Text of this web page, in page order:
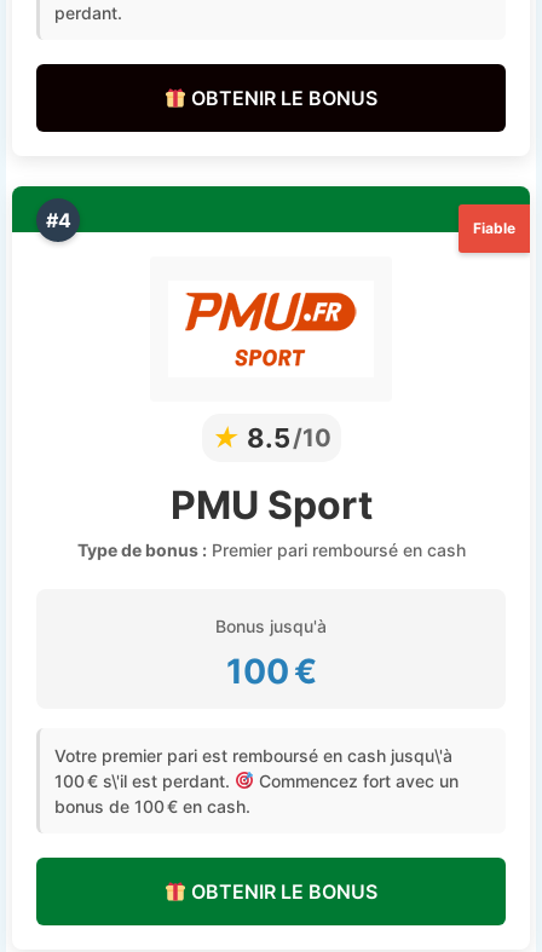
perdant.
OBTENIR LE BONUS
Fiable
#4
★ 8.5/10
PMU Sport
Type de bonus :Premier pari remboursé en cash
Bonus jusqu'à
100 €
Votre premier pari est remboursé en cash jusqu\'à
100 € s\'il est perdant.
Commencez fort avec un
bonus de 100 € en cash.
OBTENIR LE BONUS